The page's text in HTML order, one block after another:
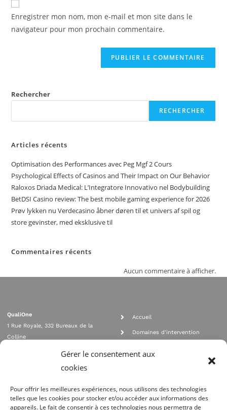
Gérer le consentement aux
cookies
Pour offrir les meilleures expériences, nous utilisons des technologies
telles que les cookies pour stocker et/ou accéder aux informations des
appareils. Le fait de consentir à ces technologies nous permettra de
Enregistrer mon nom, mon e-mail et mon site dans le
navigateur pour mon prochain commentaire.
Rechercher
RECHERCHER
Articles récents
Optimisation des Performances avec Peg Mgf 2 Cours
Psychological Effects of Casinos and Their Impact on Our Behavior
Raloxos Driada Medical: L’Integratore Innovativo nel Bodybuilding
BetDSI Casino review: The best mobile gaming experience for 2026
Prøv lykken nu Verdecasino åbner døren til et univers af spil og
store gevinster, med eksklusive til
Commentaires récents
Aucun commentaire à afficher.
QualiOne
1 Rue Royale, 332 Bureaux de la
Colline
contact@qualione.com
Accueil
Domaines d'intervention